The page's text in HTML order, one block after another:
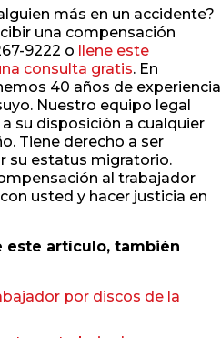
más en un accidente?
una compensación
9222 o
llene este
consulta gratis. En
40 años de experiencia
Nuestro equipo legal
su disposición a cualquier
Tiene derecho a ser
su estatus migratorio.
al trabajador
usted y hacer justicia en
este artículo, también
por discos de la